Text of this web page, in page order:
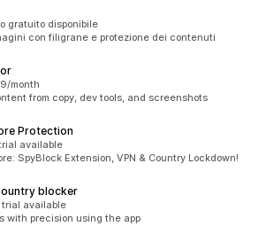
gratuito disponibile
con filigrane e protezione dei contenuti
month
from copy, dev tools, and screenshots
Protection
available
SpyBlock Extension, VPN & Country Lockdown!
blocker
trial available
with precision using the app